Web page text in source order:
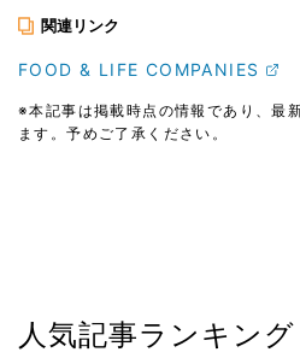
関連リンク
FOOD & LIFE COMPANIES
※本記事は掲載時点の情報であり、最
ます。予めご了承ください。
人気記事ランキング